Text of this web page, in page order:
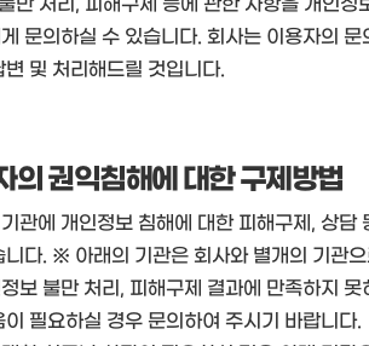
문의하실 수 있습니다. 회사는 이용자의 문
및 처리해드릴 것입니다.
의 권익침해에 대한 구제방법
관에 개인정보 침해에 대한 피해구제, 상담
니다. ※ 아래의 기관은 회사와 별개의 기관
보 불만 처리, 피해구제 결과에 만족하지 못
이 필요하실 경우 문의하여 주시기 바랍니다